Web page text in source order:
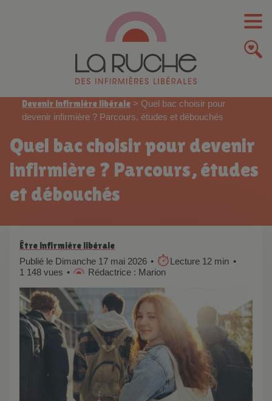
Devenir infirmière libérale > Quel bac choisir pour
devenir infirmière ? Parcours, études et débouchés
Quel bac choisir pour devenir
infirmière ? Parcours, études
et débouchés
Être infirmière libérale
Publié le Dimanche 17 mai 2026
Lecture 12 min
1 148 vues
Rédactrice : Marion